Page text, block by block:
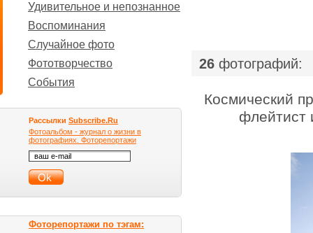
Удивительное и непознанное
Воспоминания
Случайное фото
Фототворчество
События
Рассылки Subscribe.Ru
Фотоальбом - журнал о жизни в
фотографиях. Фоторепортажи
Фоторепортажи по тэгам:
26 фотографий:
Космический
флейтист